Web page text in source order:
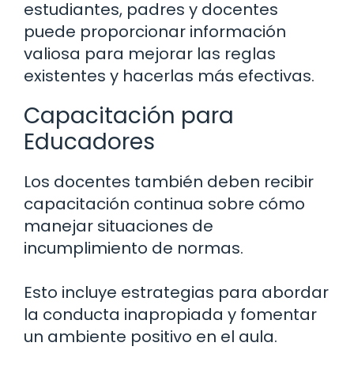
estudiantes, padres y docentes
puede proporcionar información
valiosa para mejorar las reglas
existentes y hacerlas más efectivas.
Capacitación para
Educadores
Los docentes también deben recibir
capacitación continua sobre cómo
manejar situaciones de
incumplimiento de normas.
Esto incluye estrategias para abordar
la conducta inapropiada y fomentar
un ambiente positivo en el aula.